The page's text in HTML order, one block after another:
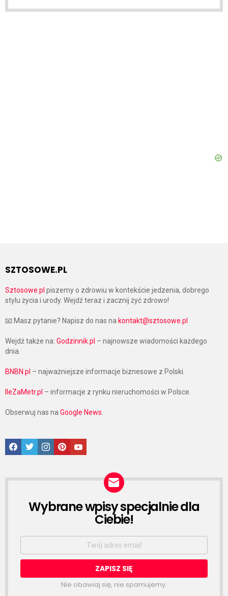
SZTOSOWE.PL
Sztosowe.pl piszemy o zdrowiu w kontekście jedzenia, dobrego
stylu życia i urody. Wejdź teraz i zacznij żyć zdrowo!
📧 Masz pytanie? Napisz do nas na kontakt@sztosowe.pl
Wejdź także na: Godzinnik.pl – najnowsze wiadomości każdego
dnia.
BNBN.pl – najważniejsze informacje biznesowe z Polski.
IleZaMetr.pl – informacje z rynku nieruchomości w Polsce.
Obserwuj nas na Google News
Facebook
TwitterInstagramPinterestGoogle News
NEWSLETTER
Wybrane wpisy specjalnie dla
Ciebie!
Email
Nie obawiaj się, nie spamujemy.